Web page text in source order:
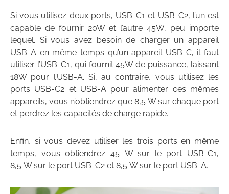
Si vous utilisez deux ports, USB-C1 et USB-C2, l’un est
capable de fournir 20W et l’autre 45W, peu importe
lequel. Si vous avez besoin de charger un appareil
USB-A en même temps qu’un appareil USB-C, il faut
utiliser l’USB-C1, qui fournit 45W de puissance, laissant
18W pour l’USB-A. Si, au contraire, vous utilisez les
ports USB-C2 et USB-A pour alimenter ces mêmes
appareils, vous n’obtiendrez que 8,5 W sur chaque port
et perdrez les capacités de charge rapide.
Enfin, si vous devez utiliser les trois ports en même
temps, vous obtiendrez 45 W sur le port USB-C1,
8,5 W sur le port USB-C2 et 8,5 W sur le port USB-A.